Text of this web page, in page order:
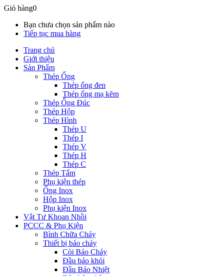
Giỏ hàng0
Bạn chưa chọn sản phẩm nào
Tiếp tục mua hàng
Trang chủ
Giới thiệu
Sản Phẩm
Thép Ống
Thép ống đen
Thép ống mạ kẽm
Thép Ống Đúc
Thép Hộp
Thép Hình
Thép U
Thép I
Thép V
Thép H
Thép C
Thép Tấm
Phụ kiện thép
Ống Inox
Hộp Inox
Phụ kiện Inox
Vật Tư Khoan Nhồi
PCCC & Phụ Kiện
Bình Chữa Cháy
Thiết bị báo cháy
Còi Báo Cháy
Đầu báo khói
Đầu Báo Nhiệt